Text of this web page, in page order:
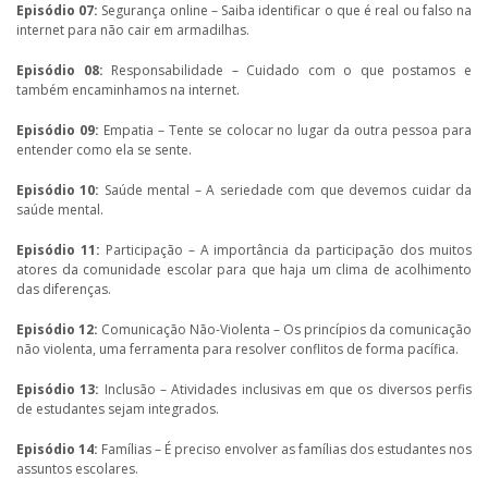
Episódio 07: Segurança online – Saiba identificar o que é real ou falso na
internet para não cair em armadilhas.
Episódio 08: Responsabilidade – Cuidado com o que postamos e
também encaminhamos na internet.
Episódio 09: Empatia – Tente se colocar no lugar da outra pessoa para
entender como ela se sente.
Episódio 10: Saúde mental – A seriedade com que devemos cuidar da
saúde mental.
Episódio 11: Participação – A importância da participação dos muitos
atores da comunidade escolar para que haja um clima de acolhimento
das diferenças.
Episódio 12: Comunicação Não-Violenta – Os princípios da comunicação
não violenta, uma ferramenta para resolver conflitos de forma pacífica.
Episódio 13: Inclusão – Atividades inclusivas em que os diversos perfis
de estudantes sejam integrados.
Episódio 14: Famílias – É preciso envolver as famílias dos estudantes nos
assuntos escolares.